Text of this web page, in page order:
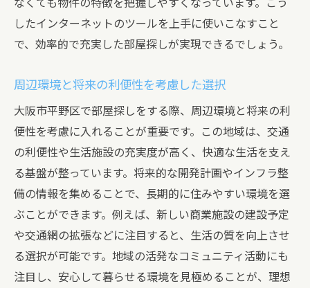
なくても物件の特徴を把握しやすくなっています。こう
したインターネットのツールを上手に使いこなすこと
で、効率的で充実した部屋探しが実現できるでしょう。
周辺環境と将来の利便性を考慮した選択
大阪市平野区で部屋探しをする際、周辺環境と将来の利
便性を考慮に入れることが重要です。この地域は、交通
の利便性や生活施設の充実度が高く、快適な生活を支え
る基盤が整っています。将来的な開発計画やインフラ整
備の情報を集めることで、長期的に住みやすい環境を選
ぶことができます。例えば、新しい商業施設の建設予定
や交通網の拡張などに注目すると、生活の質を向上させ
る選択が可能です。地域の活発なコミュニティ活動にも
注目し、安心して暮らせる環境を見極めることが、理想